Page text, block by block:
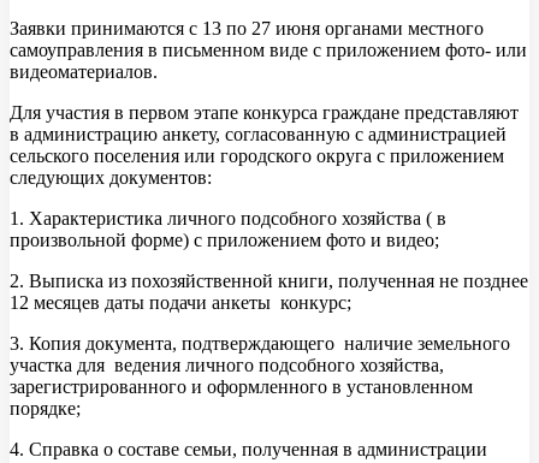
Заявки принимаются с 13 по 27 июня органами местного
самоуправления в письменном виде с приложением фото- или
видеоматериалов.
Для участия в первом этапе конкурса граждане представляют
в администрацию анкету, согласованную с администрацией
сельского поселения или городского округа с приложением
следующих документов:
1. Характеристика личного подсобного хозяйства ( в
произвольной форме) с приложением фото и видео;
2. Выписка из похозяйственной книги, полученная не позднее
12 месяцев даты подачи анкеты конкурс;
3. Копия документа, подтверждающего наличие земельного
участка для ведения личного подсобного хозяйства,
зарегистрированного и оформленного в установленном
порядке;
4. Справка о составе семьи, полученная в администрации